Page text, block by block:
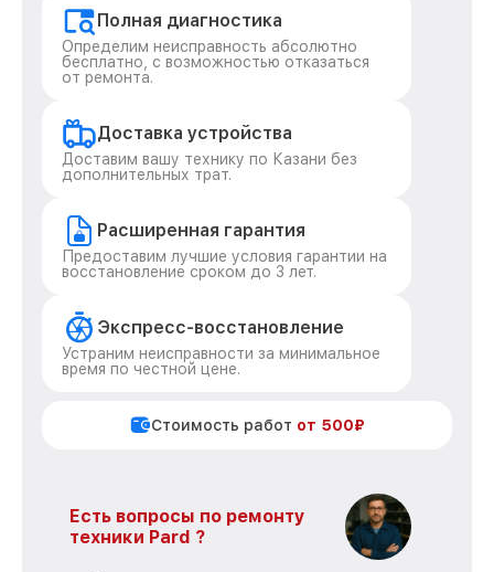
Полная диагностика
Определим неисправность абсолютно
бесплатно, с возможностью отказаться
от ремонта.
Доставка устройства
Доставим вашу технику по Казани без
дополнительных трат.
Расширенная гарантия
Предоставим лучшие условия гарантии на
восстановление сроком до 3 лет.
Экспресс-восстановление
Устраним неисправности за минимальное
время по честной цене.
Стоимость работ от 500₽
Есть вопросы по ремонту
техники Pard ?